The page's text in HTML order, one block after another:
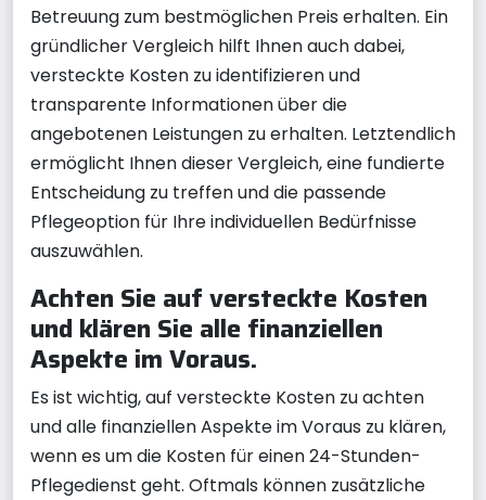
Betreuung zum bestmöglichen Preis erhalten. Ein
gründlicher Vergleich hilft Ihnen auch dabei,
versteckte Kosten zu identifizieren und
transparente Informationen über die
angebotenen Leistungen zu erhalten. Letztendlich
ermöglicht Ihnen dieser Vergleich, eine fundierte
Entscheidung zu treffen und die passende
Pflegeoption für Ihre individuellen Bedürfnisse
auszuwählen.
Achten Sie auf versteckte Kosten
und klären Sie alle finanziellen
Aspekte im Voraus.
Es ist wichtig, auf versteckte Kosten zu achten
und alle finanziellen Aspekte im Voraus zu klären,
wenn es um die Kosten für einen 24-Stunden-
Pflegedienst geht. Oftmals können zusätzliche